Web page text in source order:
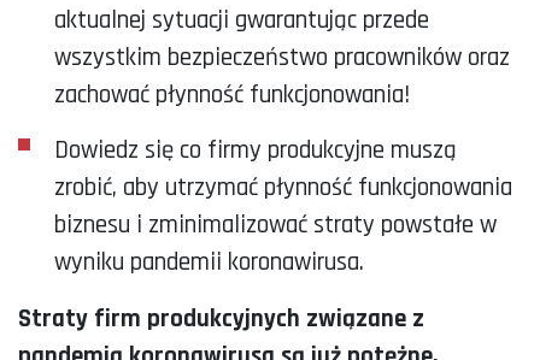
aktualnej sytuacji gwarantując przede
wszystkim bezpieczeństwo pracowników oraz
zachować płynność funkcjonowania!
Dowiedz się co firmy produkcyjne muszą
zrobić, aby utrzymać płynność funkcjonowania
biznesu i zminimalizować straty powstałe w
wyniku pandemii koronawirusa.
Straty firm produkcyjnych związane z